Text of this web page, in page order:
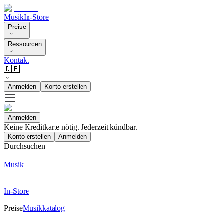
MusikIn-Store
Preise
Ressourcen
Kontakt
🇩🇪
Anmelden Konto erstellen
Anmelden
Keine Kreditkarte nötig. Jederzeit kündbar.
Konto erstellen Anmelden
Durchsuchen
Musik
In-Store
PreiseMusikkatalog